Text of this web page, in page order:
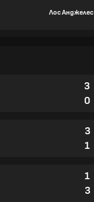
Лос Анджелес
3
0
3
1
1
3